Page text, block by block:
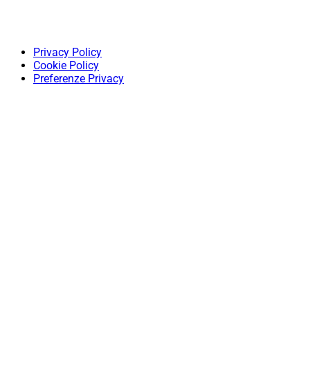
Privacy Policy
Cookie Policy
Preferenze Privacy